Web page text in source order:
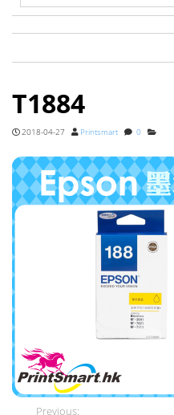
T1884
2018-04-27 Printsmart 0
Previous: